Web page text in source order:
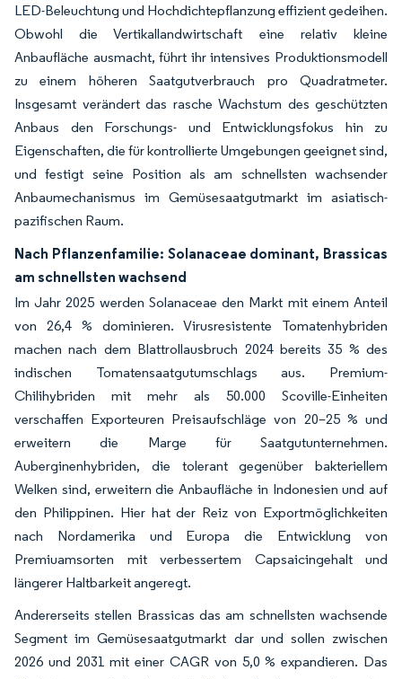
LED-Beleuchtung und Hochdichtepflanzung effizient gedeihen.
Obwohl die Vertikallandwirtschaft eine relativ kleine
Anbaufläche ausmacht, führt ihr intensives Produktionsmodell
zu einem höheren Saatgutverbrauch pro Quadratmeter.
Insgesamt verändert das rasche Wachstum des geschützten
Anbaus den Forschungs- und Entwicklungsfokus hin zu
Eigenschaften, die für kontrollierte Umgebungen geeignet sind,
und festigt seine Position als am schnellsten wachsender
Anbaumechanismus im Gemüsesaatgutmarkt im asiatisch-
pazifischen Raum.
Nach Pflanzenfamilie: Solanaceae dominant, Brassicas
am schnellsten wachsend
Im Jahr 2025 werden Solanaceae den Markt mit einem Anteil
von 26,4 % dominieren. Virusresistente Tomatenhybriden
machen nach dem Blattrollausbruch 2024 bereits 35 % des
indischen Tomatensaatgutumschlags aus. Premium-
Chilihybriden mit mehr als 50.000 Scoville-Einheiten
verschaffen Exporteuren Preisaufschläge von 20–25 % und
erweitern die Marge für Saatgutunternehmen.
Auberginenhybriden, die tolerant gegenüber bakteriellem
Welken sind, erweitern die Anbaufläche in Indonesien und auf
den Philippinen. Hier hat der Reiz von Exportmöglichkeiten
nach Nordamerika und Europa die Entwicklung von
Premiuamsorten mit verbessertem Capsaicingehalt und
längerer Haltbarkeit angeregt.
Andererseits stellen Brassicas das am schnellsten wachsende
Segment im Gemüsesaatgutmarkt dar und sollen zwischen
2026 und 2031 mit einer CAGR von 5,0 % expandieren. Das